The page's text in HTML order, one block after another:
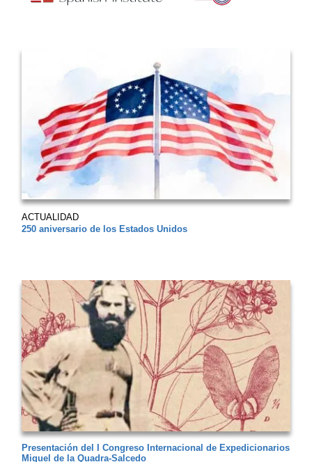
ACTUALIDAD
250 aniversario de los Estados Unidos
Presentación del I Congreso Internacional de Expedicionarios
Miguel de la Quadra-Salcedo